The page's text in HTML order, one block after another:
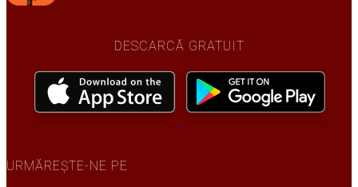
DESCARCĂ GRATUIT
URMĂREȘTE-NE PE